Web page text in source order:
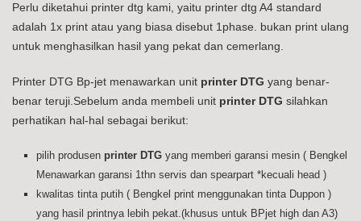
Perlu diketahui printer dtg kami, yaitu printer dtg A4 standard
adalah 1x print atau yang biasa disebut 1phase. bukan print ulang
untuk menghasilkan hasil yang pekat dan cemerlang.
Printer DTG Bp-jet menawarkan unit printer DTG yang benar-
benar teruji.Sebelum anda membeli unit printer DTG silahkan
perhatikan hal-hal sebagai berikut:
pilih produsen printer DTG yang memberi garansi mesin ( Bengkel
Menawarkan garansi 1thn servis dan spearpart *kecuali head )
kwalitas tinta putih ( Bengkel print menggunakan tinta Duppon )
yang hasil printnya lebih pekat.(khusus untuk BPjet high dan A3)